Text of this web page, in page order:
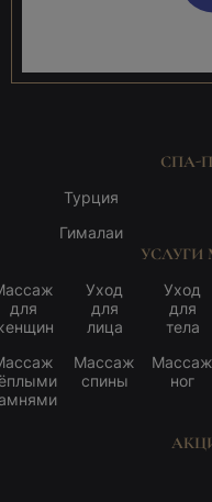
СПА-
Турция
Гималаи
для
Уход
для
лица
Массаж
спины
Уход
для
тела
Массаж
ног